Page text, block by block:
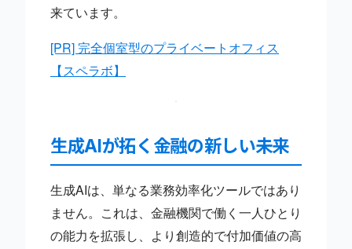
来ています。
[PR] 完全個室型のプライベートオフィス
【スペラボ】
生成AIが拓く金融の新しい未来
生成AIは、単なる業務効率化ツールではあり
ません。これは、金融機関で働く一人ひとり
の能力を拡張し、より創造的で付加価値の高